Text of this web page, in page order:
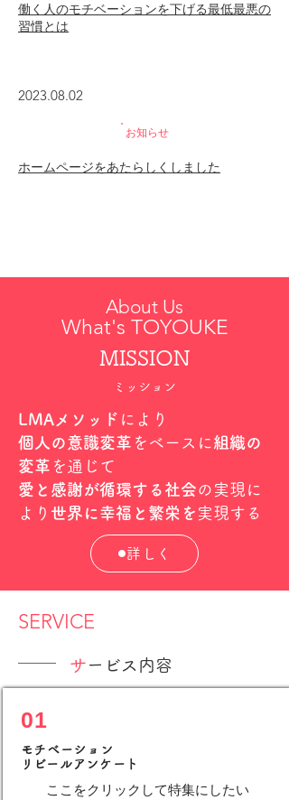
働く人のモチベーションを下げる最低最悪の
習慣とは
2023.08.02
お知らせ
ホームページを​あたらしくしました
About Us
What's TOYOUKE
MISSION
ミッション
LMAメソッド により
個人の意識変革 をベースに 組織の
変革 を通じて
愛と感謝が循環する社会の実現に
より 世界に幸福と繁栄を 実現する
詳しく
SERVICE
​ サービス内容
01
モチベーション
​リビールアンケート
ここをクリックして特集にしたい